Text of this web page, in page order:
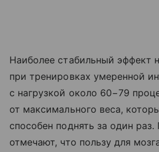
Наиболее стабильный эффект
при тренировках умеренной
с нагрузкой около 60−79
от максимального веса,
способен поднять за один
отмечают, что пользу для